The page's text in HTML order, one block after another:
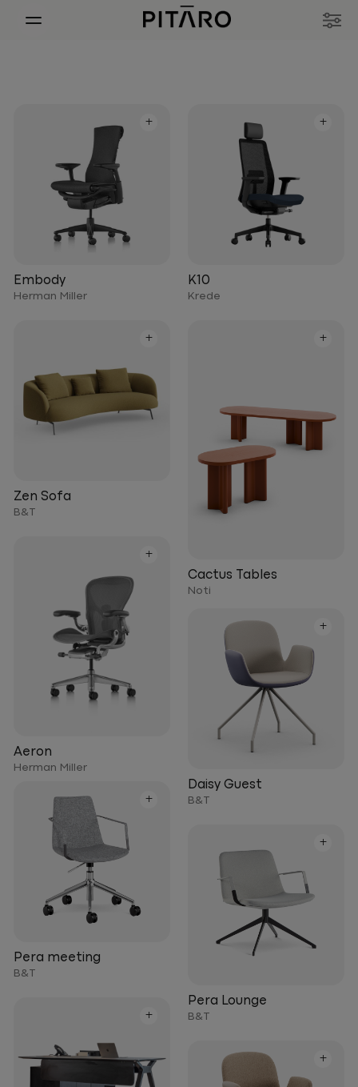
+
K10
Krede
+
Embody
Herman Miller
+
Cactus Tables
Noti
+
Zen Sofa
B&T
+
Aeron
Herman Miller
+
Daisy Guest
B&T
+
Pera meeting
B&T
+
Pera Lounge
B&T
+
+